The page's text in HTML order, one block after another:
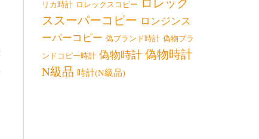
リカ時計 ロレックスコピー
ススーパーコピー ロンジンス
ーパーコピー 偽ブランド時計 偽物ブラ
ンドコピー時計 偽物時計 偽物時計
N級品 時計(N級品)